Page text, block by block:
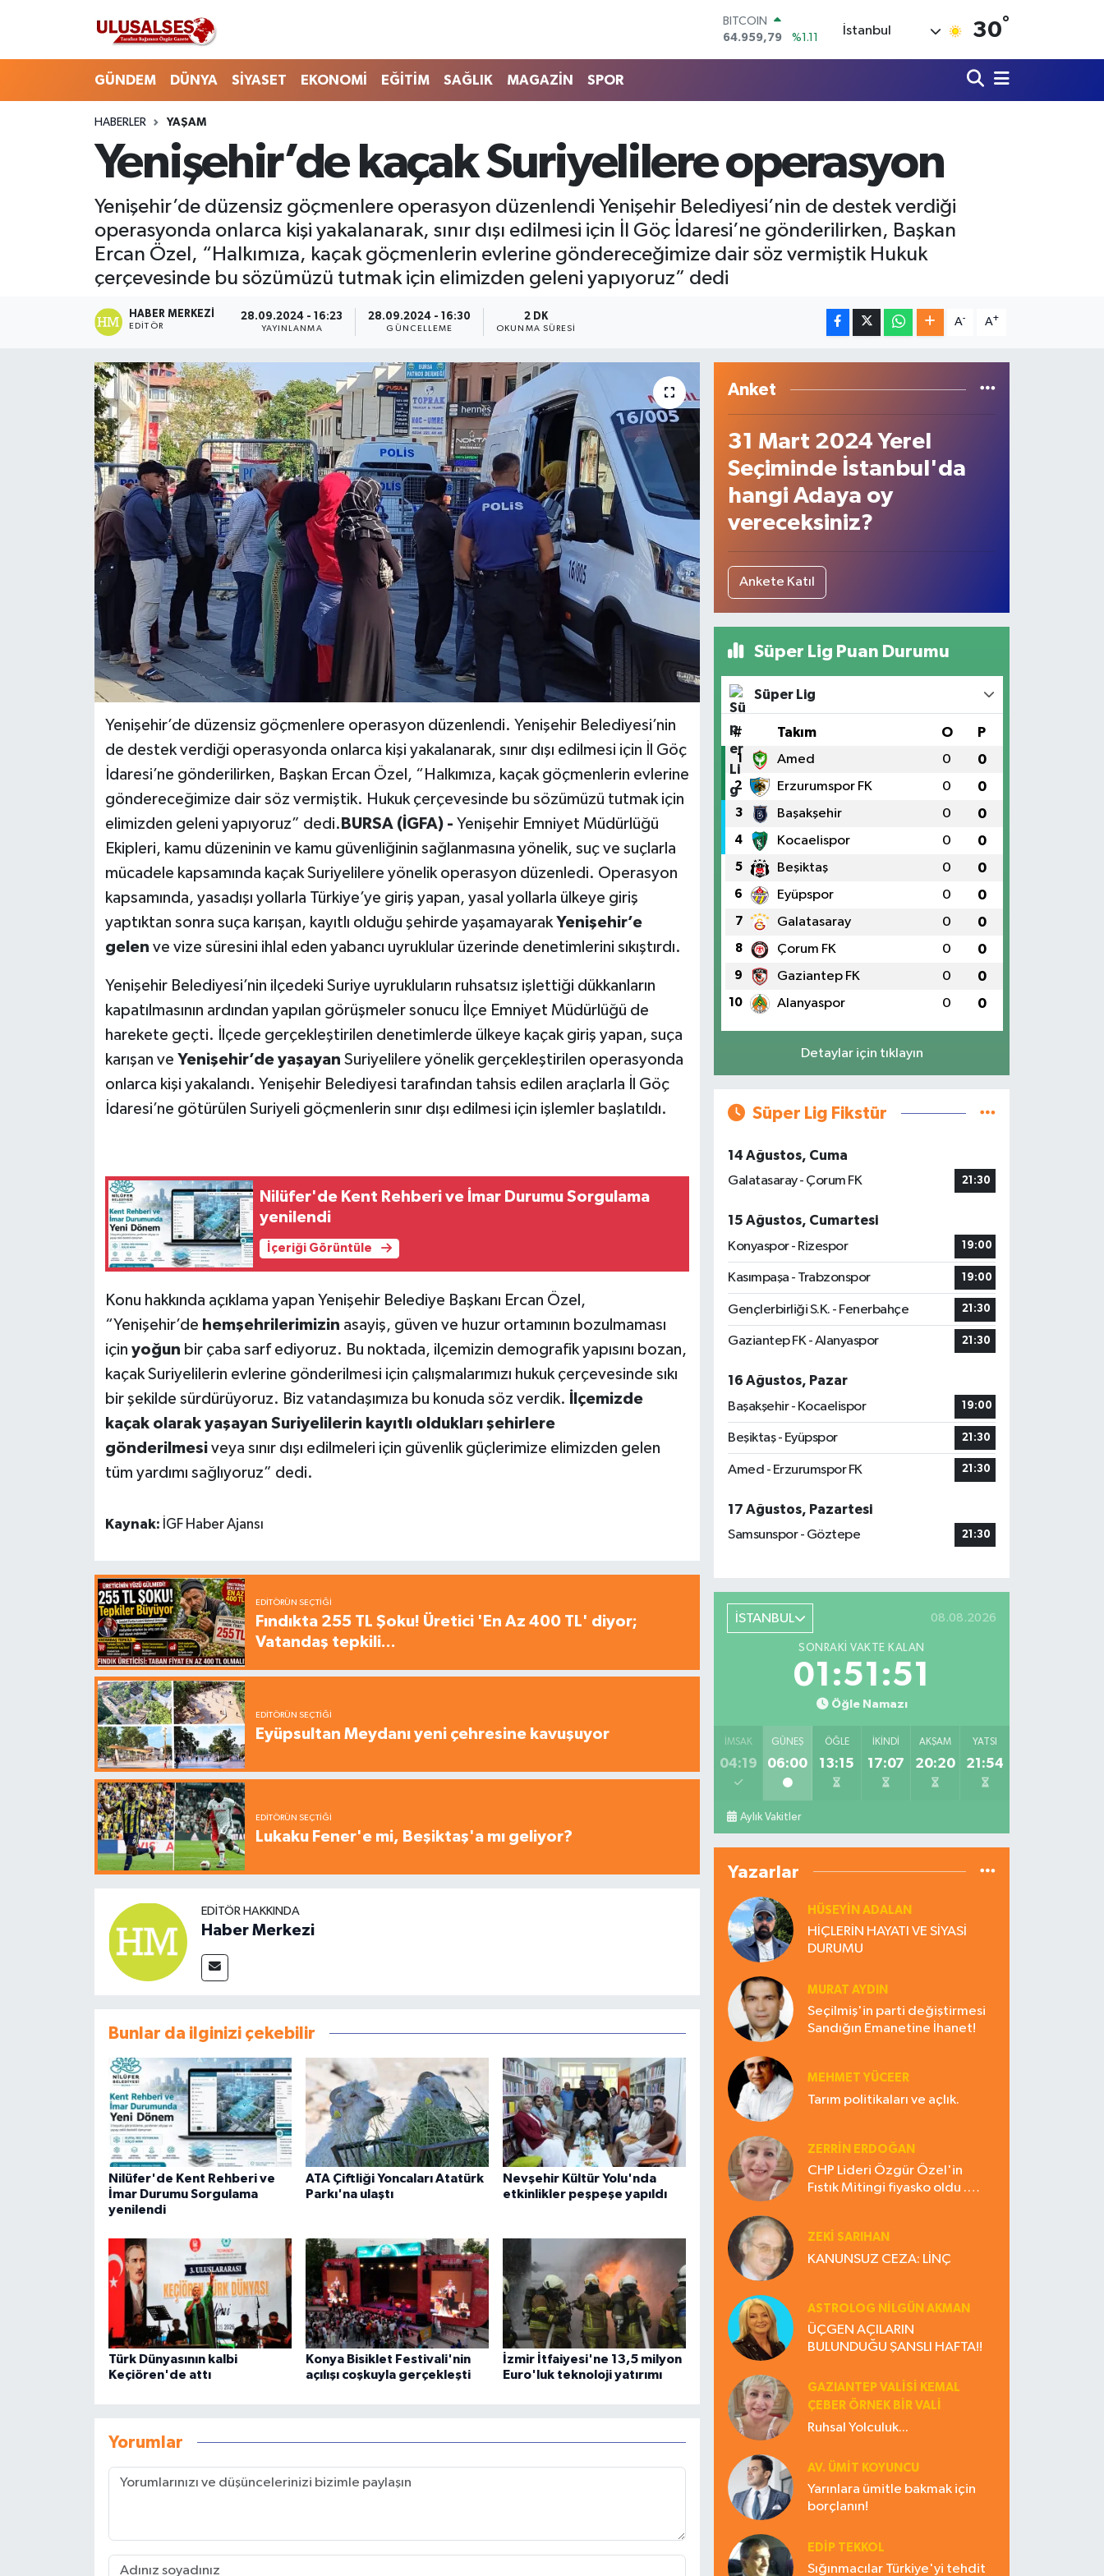
DOLAR
47,7436
%0.18
64,4811
%0.38
BİST100
13.779
%-14
BITCOIN
64.959,79
%1.11
İstanbul 30°
GÜNDEM DÜNYA SİYASET EKONOMİ EĞİTİM SAĞLIK MAGAZİN SPOR
HABERLER YAŞAM
Yenişehir’de kaçak Suriyelilere operasyon
Yenişehir’de düzensiz göçmenlere operasyon düzenlendi Yenişehir Belediyesi’nin de destek verdiği
operasyonda onlarca kişi yakalanarak, sınır dışı edilmesi için İl Göç İdaresi’ne gönderilirken, Başkan
Ercan Özel, “Halkımıza, kaçak göçmenlerin evlerine göndereceğimize dair söz vermiştik Hukuk
çerçevesinde bu sözümüzü tutmak için elimizden geleni yapıyoruz” dedi
HABER MERKEZI
EDITÖR
28.09.2024 - 16:23
YAYINLANMA
28.09.2024 - 16:30
GÜNCELLEME
2 DK
OKUNMA SÜRESI
A- A+
Yenişehir’de düzensiz göçmenlere operasyon düzenlendi. Yenişehir Belediyesi’nin
de destek verdiği operasyonda onlarca kişi yakalanarak, sınır dışı edilmesi için İl Göç
İdaresi’ne gönderilirken, Başkan Ercan Özel, “Halkımıza, kaçak göçmenlerin evlerine
göndereceğimize dair söz vermiştik. Hukuk çerçevesinde bu sözümüzü tutmak için
elimizden geleni yapıyoruz” dedi. BURSA (İGFA) - Yenişehir Emniyet Müdürlüğü
Ekipleri, kamu düzeninin ve kamu güvenliğinin sağlanmasına yönelik, suç ve suçlarla
mücadele kapsamında kaçak Suriyelilere yönelik operasyon düzenledi. Operasyon
kapsamında, yasadışı yollarla Türkiye’ye giriş yapan, yasal yollarla ülkeye giriş
yaptıktan sonra suça karışan, kayıtlı olduğu şehirde yaşamayarak Yenişehir’e
gelen ve vize süresini ihlal eden yabancı uyruklular üzerinde denetimlerini sıkıştırdı.
Yenişehir Belediyesi’nin ilçedeki Suriye uyrukluların ruhsatsız işlettiği dükkanların
kapatılmasının ardından yapılan görüşmeler sonucu İlçe Emniyet Müdürlüğü de
harekete geçti. İlçede gerçekleştirilen denetimlerde ülkeye kaçak giriş yapan, suça
karışan ve Yenişehir’de yaşayan Suriyelilere yönelik gerçekleştirilen operasyonda
onlarca kişi yakalandı. Yenişehir Belediyesi tarafından tahsis edilen araçlarla İl Göç
İdaresi’ne götürülen Suriyeli göçmenlerin sınır dışı edilmesi için işlemler başlatıldı.
Nilüfer'de Kent Rehberi ve İmar Durumu Sorgulama
yenilendi
İçeriği Görüntüle
Konu hakkında açıklama yapan Yenişehir Belediye Başkanı Ercan Özel,
“Yenişehir’de hemşehrilerimizin asayiş, güven ve huzur ortamının bozulmaması
için yoğun bir çaba sarf ediyoruz. Bu noktada, ilçemizin demografik yapısını bozan,
kaçak Suriyelilerin evlerine gönderilmesi için çalışmalarımızı hukuk çerçevesinde sıkı
bir şekilde sürdürüyoruz. Biz vatandaşımıza bu konuda söz verdik.
İlçemizde
kaçak olarak yaşayan Suriyelilerin kayıtlı oldukları şehirlere
gönderilmesiveya sınır dışı edilmeleri için güvenlik güçlerimize elimizden gelen
tüm yardımı sağlıyoruz” dedi.
Kaynak: İGF Haber Ajansı
EDITÖRÜN SEÇTIĞI
Fındıkta 255 TL Şoku! Üretici 'En Az 400 TL' diyor;
Vatandaş tepkili...
EDITÖRÜN SEÇTIĞI
Eyüpsultan Meydanı yeni çehresine kavuşuyor
EDITÖRÜN SEÇTIĞI
Lukaku Fener'e mi, Beşiktaş'a mı geliyor?
EDITÖR HAKKINDA
Haber Merkezi
Bunlar da ilginizi çekebilir
Nilüfer'de Kent Rehberi ve
İmar Durumu Sorgulama
yenilendi
ATA Çiftliği Yoncaları Atatürk
Parkı'na ulaştı
Nevşehir Kültür Yolu'nda
etkinlikler peşpeşe yapıldı
Türk Dünyasının kalbi
Keçiören'de attı
Konya Bisiklet Festivali'nin
açılışı coşkuyla gerçekleşti
İzmir İtfaiyesi'ne 13,5 milyon
Euro'luk teknoloji yatırımı
Yorumlar
Anket
31 Mart 2024 Yerel
Seçiminde İstanbul'da
hangi Adaya oy
vereceksiniz?
Ankete Katıl
Süper Lig Puan Durumu
Süper Lig
# Takım O P
1 Amed 0 0
2 Erzurumspor FK 0 0
3 Başakşehir 0 0
4 Kocaelispor 0 0
5 Beşiktaş 0 0
6 Eyüpspor 0 0
7 Galatasaray 0 0
8 Çorum FK 0 0
9 Gaziantep FK 0 0
10 Alanyaspor 0 0
Detaylar için tıklayın
Süper Lig Fikstür
14 Ağustos, Cuma
Galatasaray - Çorum FK
21:30
15 Ağustos, Cumartesi
Konyaspor - Rizespor
19:00
Kasımpaşa - Trabzonspor 19:00
Gençlerbirliği S.K. - Fenerbahçe 21:30
Gaziantep FK - Alanyaspor 21:30
16 Ağustos, Pazar
Başakşehir - Kocaelispor
19:00
Beşiktaş - Eyüpspor 21:30
Amed - Erzurumspor FK 21:30
17 Ağustos, Pazartesi
Samsunspor - Göztepe
21:30
İSTANBUL 08.08.2026
SONRAKI VAKTE KALAN
01:51:50
Öğle Namazı
İMSAK
04:19
GÜNEŞ
06:00
ÖĞLE
13:15
İKINDI
17:07
AKŞAM
20:20
YATSI
21:54
Aylık Vakitler
Yazarlar
HÜSEYIN ADALAN
HİÇLERİN HAYATI VE SİYASİ
DURUMU
MURAT AYDIN
Seçilmiş'in parti değiştirmesi
Sandığın Emanetine İhanet!
MEHMET YÜCEER
Tarım politikaları ve açlık.
ZERRIN ERDOĞAN
CHP Lideri Özgür Özel'in
Fıstık Mitingi fiyasko oldu .
ZEKI SARIHAN
KANUNSUZ CEZA: LİNÇ
ASTROLOG NILGÜN AKMAN
ÜÇGEN AÇILARIN
BULUNDUĞU ŞANSLI HAFTA!!
GAZIANTEP VALISI KEMAL
ÇEBER ÖRNEK BİR VALİ
Ruhsal Yolculuk...
AV. ÜMIT KOYUNCU
Yarınlara ümitle bakmak için
borçlanın!
EDIP TEKKOL
Sığınmacılar Türkiye'yi tehdit
GÜNDEM
DÜNYA
SİYASET
MAGAZİN
Hava Durumu
Trafik Durumu
Süper Lig Puan Durumu ve Fikstür
Son Dakika Haberleri
Haber Arşivi